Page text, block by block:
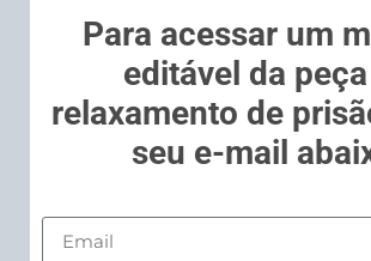
Para acessar um
editável da
relaxamento de
seu e-mail